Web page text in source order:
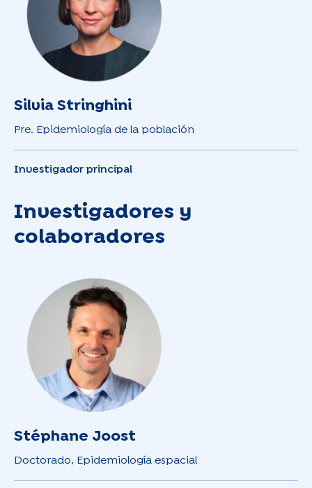
Silvia Stringhini
Pre. Epidemiología de la población
Investigador principal
Investigadores y
colaboradores
Stéphane Joost
Doctorado, Epidemiología espacial